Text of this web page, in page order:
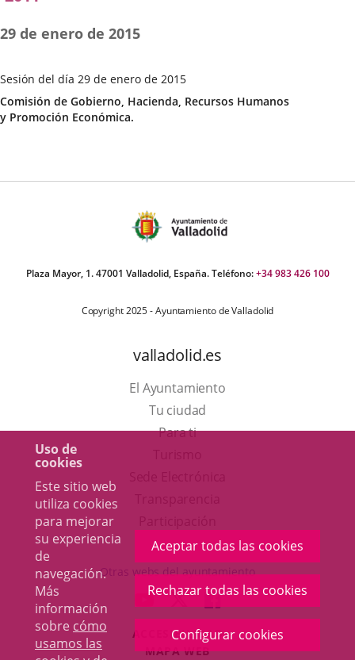
Uso de
cookies
Este sitio web
utiliza cookies
para mejorar
su experiencia
de
navegación.
Más
información
sobre cómo
usamos las
Aceptar todas las cookies
Rechazar todas las cookies
Configurar cookies
Sesión del día 29 de enero de 2015
Fecha
de
la
29 de enero de 2015
Categoría
Comisión de Gobierno, Hacienda, Recursos Humanos
y Promoción Económica.
Plaza Mayor, 1. 47001 Valladolid, España. Teléfono:+34 983 426 100
Copyright 2025 - Ayuntamiento de Valladolid
valladolid.es
El Ayuntamiento
Tu ciudad
Para ti
en
una
ventana
nueva.
aplicación
externa.
Otras webs del ayuntamiento
ENLACE
A
UNA
ENLACE
A
UNA
ENLACE
A
UNA
ACCESIBILIDAD
MAPA WEB